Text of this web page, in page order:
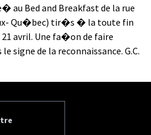
Bed and Breakfast de la rue
Qu�bec) tir�s � la toute fin
avril. Une fa�on de faire
signe de la reconnaissance. G.C.